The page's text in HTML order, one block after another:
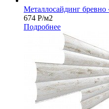
Металлосайдинг
674 Р/м2
Подробнее